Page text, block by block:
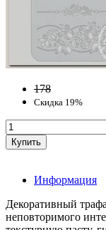
178
Скидка 19%
Информация
Декоративный
неповторимого